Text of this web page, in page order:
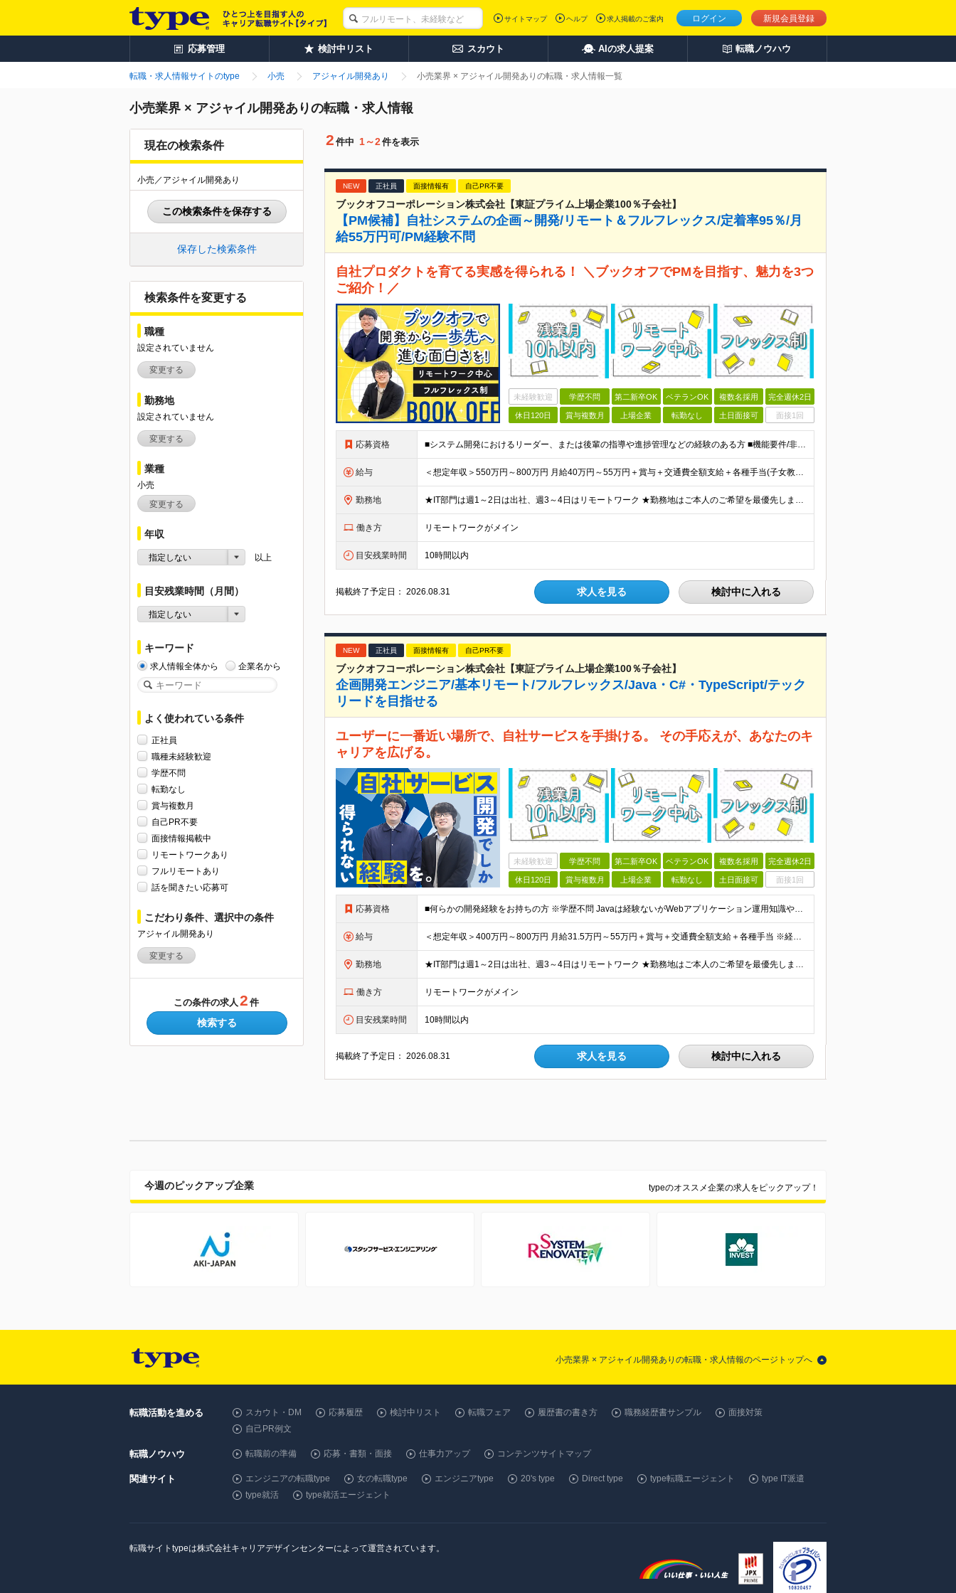
ログイン 新規会員登録
サイトマップ ヘルプ 求人掲載のご案内
応募管理 検討中リスト スカウト AIの求人提案 転職ノウハウ
転職・求人情報サイトのtype 小売 アジャイル開発あり 小売業界 × アジャイル開発ありの転職・求人情報一覧
小売業界 × アジャイル開発ありの転職・求人情報
現在の検索条件
小売／アジャイル開発あり
この検索条件を保存する
保存した検索条件
検索条件を変更する
職種
設定されていません
変更する
勤務地
設定されていません
変更する
業種
小売
変更する
年収
指定しない 以上
目安残業時間（月間）
指定しない
キーワード
求人情報全体から 企業名から
よく使われている条件
正社員
職種未経験歓迎
学歴不問
転勤なし
賞与複数月
自己PR不要
面接情報掲載中
リモートワークあり
フルリモートあり
話を聞きたい応募可
こだわり条件、選択中の条件
アジャイル開発あり
変更する
この条件の求人 2 件
検索する
2 件中 1～2件を表示
NEW 正社員 面接情報有 自己PR不要
ブックオフコーポレーション株式会社【東証プライム上場企業100％子会社】
【PM候補】自社システムの企画～開発/リモート＆フルフレックス/定着率95％/月
給55万円可/PM経験不問
自社プロダクトを育てる実感を得られる！ ＼ブックオフでPMを目指す、魅力を3つ
ご紹介！／
未経験歓迎 学歴不問 第二新卒OK ベテランOK 複数名採用 完全週休2日
休日120日 賞与複数月 上場企業 転勤なし 土日面接可 面接1回
応募資格 ■システム開発におけるリーダー、または後輩の指導や進捗管理などの経験のある方 ■機能要件/非機能要件の知識（経験は問いません） ＼「マネジメント未経験だけど今後チャレンジしたい」という方もぜひご応募く
給与 ＜想定年収＞550万円～800万円 月給40万円～55万円＋賞与＋交通費全額支給＋各種手当(子女教育手当等) ※経験・能力などを考慮し相談の上、当社規定により決定します。 ※上記金額には16～21時
勤務地 ★IT部門は週1～2日は出社、週3～4日はリモートワーク ★勤務地はご本人のご希望を最優先します ■飯田橋オフィス／東京都新宿区揚場町2-26 SKビル ■本社／神奈川県相模原市南区古淵2-14-
働き方 リモートワークがメイン
目安残業時間 10時間以内
掲載終了予定日：2026.08.31 求人を見る 検討中に入れる
NEW 正社員 面接情報有 自己PR不要
ブックオフコーポレーション株式会社【東証プライム上場企業100％子会社】
企画開発エンジニア/基本リモート/フルフレックス/Java・C#・TypeScript/テック
リードを目指せる
ユーザーに一番近い場所で、自社サービスを手掛ける。 その手応えが、あなたのキ
ャリアを広げる。
未経験歓迎 学歴不問 第二新卒OK ベテランOK 複数名採用 完全週休2日
休日120日 賞与複数月 上場企業 転勤なし 土日面接可 面接1回
応募資格 ■何らかの開発経験をお持ちの方 ※学歴不問 Javaは経験ないがWebアプリケーション運用知識やDB知識が豊富など 何か一つでも強みがあれば活躍できる可能性があります！ 興味をお持ちいただけましたら
給与 ＜想定年収＞400万円～800万円 月給31.5万円～55万円＋賞与＋交通費全額支給＋各種手当 ※経験・能力などを考慮し相談の上、当社規定により決定します。 ※上記金額には16～21時間分のみなし残
勤務地 ★IT部門は週1～2日は出社、週3～4日はリモートワーク ★勤務地はご本人のご希望を最優先します ■飯田橋オフィス／東京都新宿区揚場町2-26 SKビル ■本社／神奈川県相模原市南区古淵2-14-
働き方 リモートワークがメイン
目安残業時間 10時間以内
掲載終了予定日：2026.08.31 求人を見る 検討中に入れる
今週のピックアップ企業 typeのオススメ企業の求人をピックアップ！
小売業界 × アジャイル開発ありの転職・求人情報のページトップへ
転職活動を進める スカウト・DM 応募履歴 検討中リスト 転職フェア 履歴書の書き方 職務経歴書サンプル
面接対策
自己PR例文
転職ノウハウ 転職前の準備 応募・書類・面接 仕事力アップ コンテンツサイトマップ
関連サイト エンジニアの転職type 女の転職type エンジニアtype 20's type Direct type type転職エージェント
type IT派遣
type就活
type就活エージェント
転職サイトtypeは株式会社キャリアデザインセンターによって運営されています。